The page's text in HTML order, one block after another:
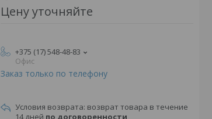
Цену уточняйте
+375 (17) 548-48-83
Офис
Заказ только по телефону
возврат товара в течение
14 дней по договоренности